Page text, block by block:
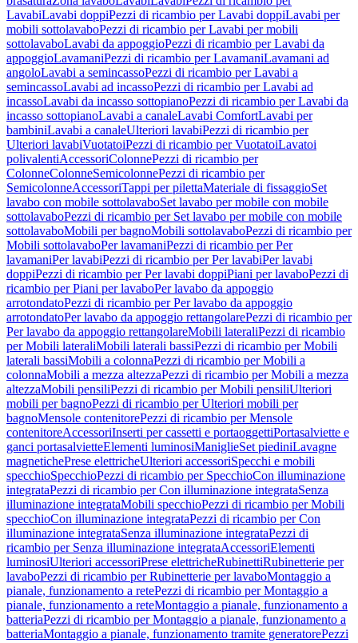
LavabiLavabi doppiPezzi di ricambio per Lavabi doppiLavabi per
mobili sottolavaboPezzi di ricambio per Lavabi per mobili
sottolavaboLavabi da appoggioPezzi di ricambio per Lavabi da
appoggioLavamaniPezzi di ricambio per LavamaniLavamani ad
angoloLavabi a semincassoPezzi di ricambio per Lavabi a
semincassoLavabi ad incassoPezzi di ricambio per Lavabi ad
incassoLavabi da incasso sottopianoPezzi di ricambio per Lavabi da
incasso sottopianoLavabi a canaleLavabi ComfortLavabi per
bambiniLavabi a canaleUlteriori lavabiPezzi di ricambio per
Ulteriori lavabiVuotatoiPezzi di ricambio per VuotatoiLavatoi
polivalentiAccessoriColonnePezzi di ricambio per
ColonneColonneSemicolonnePezzi di ricambio per
SemicolonneAccessoriTappi per pilettaMateriale di fissaggioSet
lavabo con mobile sottolavaboSet lavabo per mobile con mobile
sottolavaboPezzi di ricambio per Set lavabo per mobile con mobile
sottolavaboMobili per bagnoMobili sottolavaboPezzi di ricambio per
Mobili sottolavaboPer lavamaniPezzi di ricambio per Per
lavamaniPer lavabiPezzi di ricambio per Per lavabiPer lavabi
doppiPezzi di ricambio per Per lavabi doppiPiani per lavaboPezzi di
ricambio per Piani per lavaboPer lavabo da appoggio
arrotondatoPezzi di ricambio per Per lavabo da appoggio
arrotondatoPer lavabo da appoggio rettangolarePezzi di ricambio per
Per lavabo da appoggio rettangolareMobili lateraliPezzi di ricambio
per Mobili lateraliMobili laterali bassiPezzi di ricambio per Mobili
laterali bassiMobili a colonnaPezzi di ricambio per Mobili a
colonnaMobili a mezza altezzaPezzi di ricambio per Mobili a mezza
altezzaMobili pensiliPezzi di ricambio per Mobili pensiliUlteriori
mobili per bagnoPezzi di ricambio per Ulteriori mobili per
bagnoMensole contenitorePezzi di ricambio per Mensole
contenitoreAccessoriInserti per cassetti e portaoggettiPortasalviette e
ganci portasalvietteElementi luminosiManiglieSet piediniLavagne
magnetichePrese elettricheUlteriori accessoriSpecchi e mobili
specchioSpecchioPezzi di ricambio per SpecchioCon illuminazione
integrataPezzi di ricambio per Con illuminazione integrataSenza
illuminazione integrataMobili specchioPezzi di ricambio per Mobili
specchioCon illuminazione integrataPezzi di ricambio per Con
illuminazione integrataSenza illuminazione integrataPezzi di
ricambio per Senza illuminazione integrataAccessoriElementi
luminosiUlteriori accessoriPrese elettricheRubinettiRubinetterie per
lavaboPezzi di ricambio per Rubinetterie per lavaboMontaggio a
pianale, funzionamento a retePezzi di ricambio per Montaggio a
pianale, funzionamento a reteMontaggio a pianale, funzionamento a
batteriaPezzi di ricambio per Montaggio a pianale, funzionamento a
batteriaMontaggio a pianale, funzionamento tramite generatorePezzi